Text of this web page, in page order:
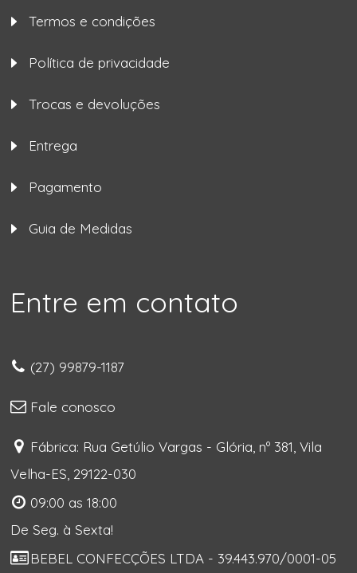
Termos e condições
Política de privacidade
Trocas e devoluções
Entrega
Pagamento
Guia de Medidas
Entre em contato
(27) 99879-1187
Fale conosco
Fábrica: Rua Getúlio Vargas - Glória, nº 381, Vila
Velha-ES, 29122-030
09:00 as 18:00
De Seg. à Sexta!
BEBEL CONFECÇÕES LTDA - 39.443.970/0001-05